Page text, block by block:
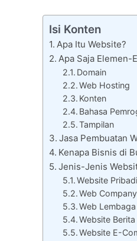
Isi Konten
Apa Itu Website?
Apa Saja Elemen-
Domain
Web Hosting
Konten
Bahasa
Tampilan
Jasa Pembuatan
Kenapa Bisnis di
Jenis-Jenis
Website Pribadi
Web
Web Lembaga
Website Berita
Website E-